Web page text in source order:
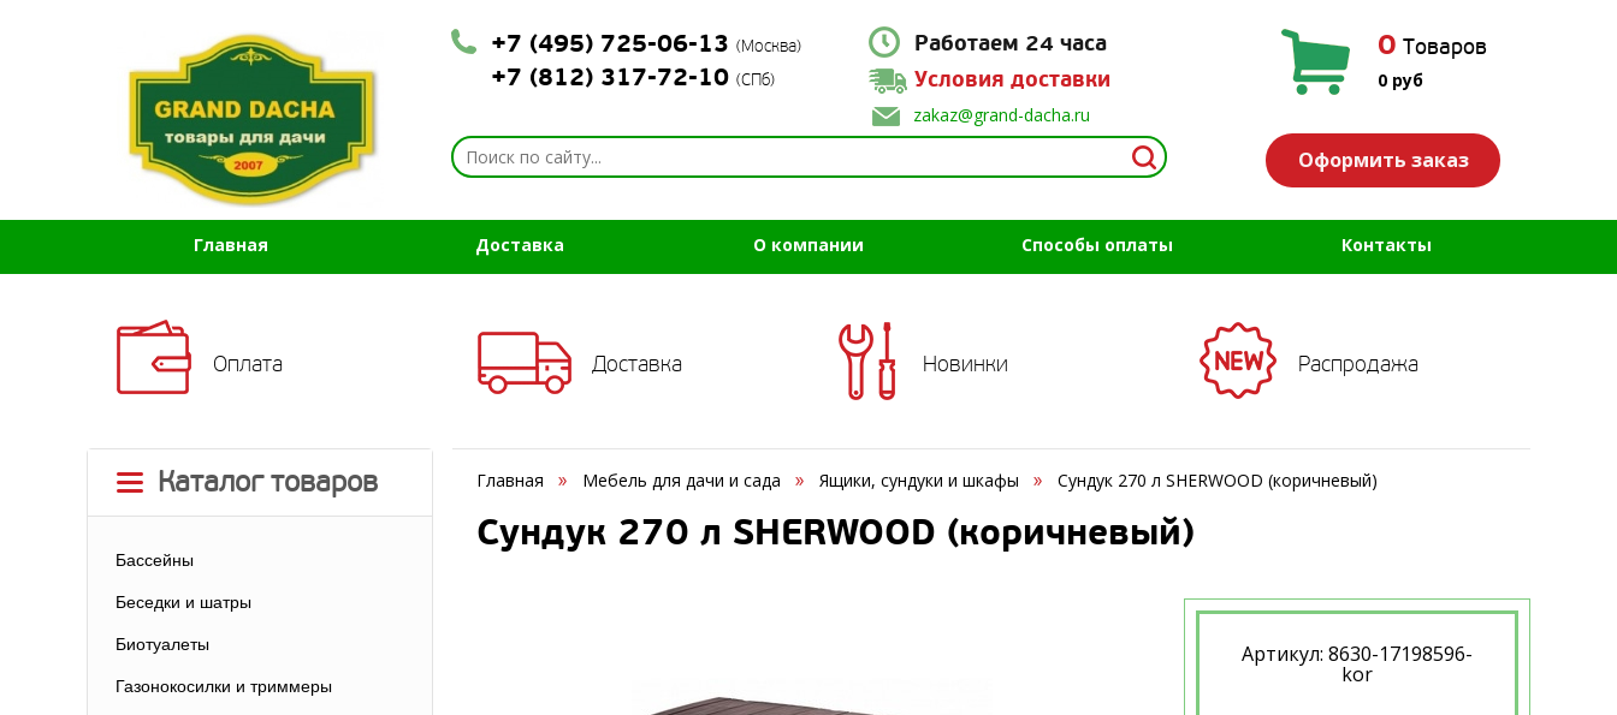
+7 (495) 725-06-13 (Москва)
+7 (812) 317-72-10 (СПб)
Работаем 24 часа
Условия доставки
zakaz@grand-dacha.ru
0 Товаров
0 руб
Оформить заказ
Главная Доставка О компании Способы оплаты Контакты
Оплата Доставка Новинки Распродажа
Каталог товаров
Бассейны
Беседки и шатры
Биотуалеты
Газонокосилки и триммеры
Главная Мебель для дачи и сада Ящики, сундуки и шкафы Сундук 270 л SHERWOOD (коричневый)
Сундук 270 л SHERWOOD (коричневый)
Артикул: 8630-17198596-
kor